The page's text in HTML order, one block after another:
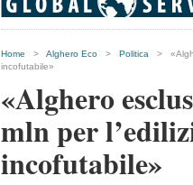
Home > Alghero Eco > Politica >
incofutabile»
«Alghero
mln per
incofutabile»